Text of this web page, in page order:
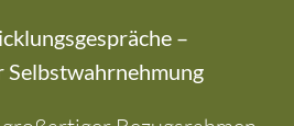
–
Selbstwahrnehmung